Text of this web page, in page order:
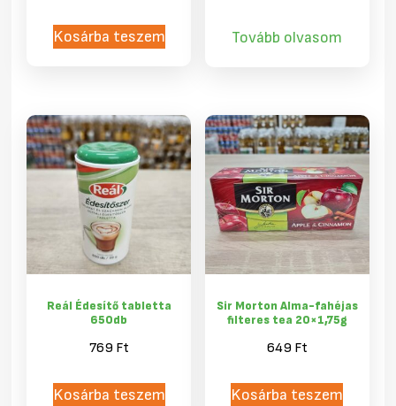
Kosárba teszem Tovább olvasom
Reál Édesítő tabletta
650db
769 Ft
Kosárba teszem
Sir Morton Alma-fahéjas
filteres tea 20×1,75g
649 Ft
Kosárba teszem